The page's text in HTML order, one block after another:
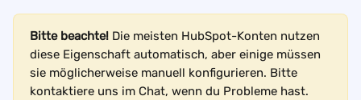
Bitte beachte! Die meisten HubSpot-Konten nutzen
diese Eigenschaft automatisch, aber einige müssen
sie möglicherweise manuell konfigurieren. Bitte
kontaktiere uns im Chat, wenn du Probleme hast.